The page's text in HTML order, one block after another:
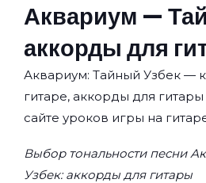
Аквариум —
аккорды для
Аквариум: Тайный Узбек —
гитаре, аккорды для
сайте уроков игры на
Выбор тональности песни
Узбек: аккорды для гитары